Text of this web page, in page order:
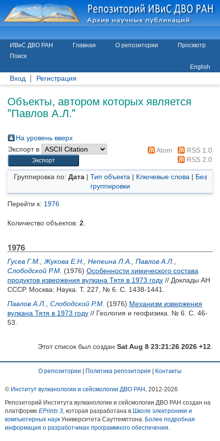
ИВиС ДВО РАН Главная О репозитории
Просмотр
Поиск
English
Вход Регистрация
Объекты, автором которых является
"Павлов А.Л."
На уровень вверх
Экспорт в
Atom
RSS 1.0
RSS 2.0
Группировка по: Дата| Тип объекта | Ключевые слова | Без
группировки
Перейти к: 1976
Количество объектов: 2
1976
Гусев Г.М. Жукова Е.Н. Непеина Л.А. Павлов А.Л.
Слободской Р.М. (1976) Особенности химического состава
продуктов извержения вулкана Тятя в 1973 году // Доклады АН
СССР. Москва: Наука. Т. 227, № 6. С. 1438-1441.
Павлов А.Л.
Слободской Р.М. (1976) Механизм извержения
вулкана Тятя в 1973 году // Геология и геофизика. № 6. С. 46-
53.
Этот список был создан Sat Aug 8 23:21:26 2026 +12
О репозитории Политика репозитория Контакты
© Институт вулканологии и сейсмологии ДВО РАН , 2012-2026
Репозиторий Института вулканологии и сейсмологии ДВО РАН создан на
платформе EPrints 3, которая разработана в Школе электроники и
компьютерных наук Университета Саутгемптона. Более подробная
информация о разработчиках программного обеспечения.